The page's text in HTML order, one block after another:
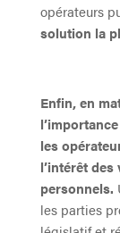
opérateurs
solution la
Enfin, en
les
l’intérêt
personnels.
les parties